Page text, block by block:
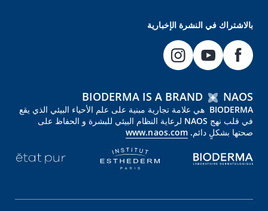
بالاشتراك في النشرة الإخبارية
BIODERMA IS A BRAND NAOS
BIODERMA هي علامة تجارية مبنية على علم الأحياء البيئي الذي يقع
في قلب نهج NAOS لرعاية النظام البيئي للبشرة و الحفاظ على
صحتها بشكلٍ دائم. www.naos.com